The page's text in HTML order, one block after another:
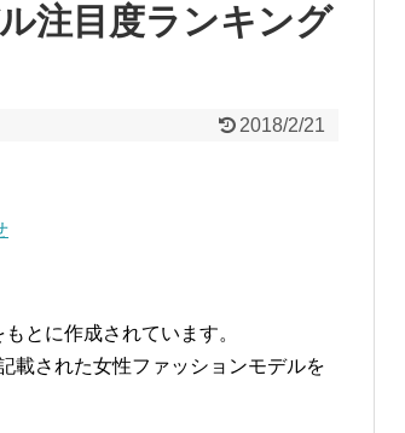
注目度ランキング
2018/2/21
とに作成されています。
載された女性ファッションモデルを